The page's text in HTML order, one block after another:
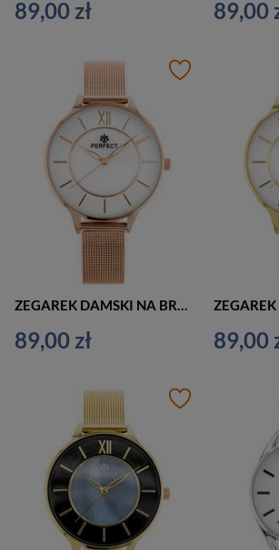
89,00 zł 89,00
89,00 zł 89,00